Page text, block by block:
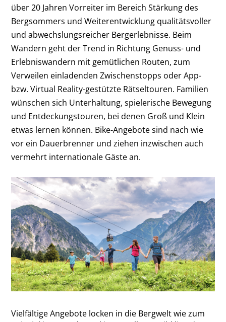
über 20 Jahren Vorreiter im Bereich Stärkung des
Bergsommers und Weiterentwicklung qualitätsvoller
und abwechslungsreicher Bergerlebnisse. Beim
Wandern geht der Trend in Richtung Genuss- und
Erlebniswandern mit gemütlichen Routen, zum
Verweilen einladenden Zwischenstopps oder App-
bzw. Virtual Reality-gestützte Rätseltouren. Familien
wünschen sich Unterhaltung, spielerische Bewegung
und Entdeckungstouren, bei denen Groß und Klein
etwas lernen können. Bike-Angebote sind nach wie
vor ein Dauerbrenner und ziehen inzwischen auch
vermehrt internationale Gäste an.
Vielfältige Angebote locken in die Bergwelt wie zum